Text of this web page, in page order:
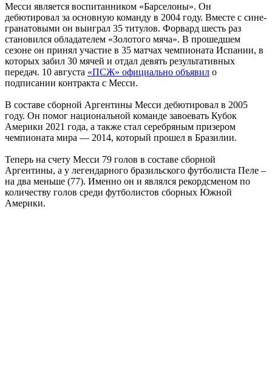
Месси является воспитанником «Барселоны». Он
дебютировал за основную команду в 2004 году. Вместе с сине-
гранатовыми он выиграл 35 титулов. Форвард шесть раз
становился обладателем «Золотого мяча». В прошедшем
сезоне он принял участие в 35 матчах чемпионата Испании, в
которых забил 30 мячей и отдал девять результативных
передач. 10 августа «ПСЖ» официально объявил о
подписании контракта с Месси.
В составе сборной Аргентины Месси дебютировал в 2005
году. Он помог национальной команде завоевать Кубок
Америки 2021 года, а также стал серебряным призером
чемпионата мира — 2014, который прошел в Бразилии.
Теперь на счету Месси 79 голов в составе сборной
Аргентины, а у легендарного бразильского футболиста Пеле –
на два меньше (77). Именно он и являлся рекордсменом по
количеству голов среди футболистов сборных Южной
Америки.